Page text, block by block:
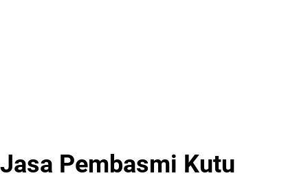
Jasa Pembasmi Kutu